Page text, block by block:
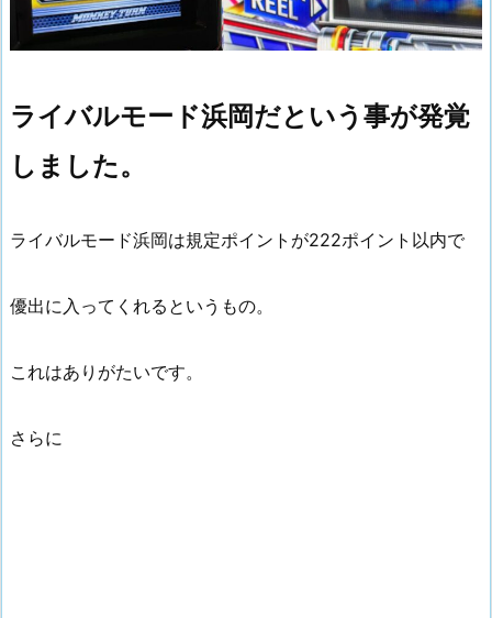
ライバルモード浜岡だという事が発覚
しました。
ライバルモード浜岡は規定ポイントが222ポイント以内で
優出に入ってくれるというもの。
これはありがたいです。
さらに